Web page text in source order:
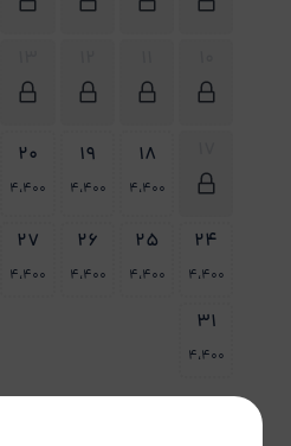
18
4،400
19
4،400
20
4،400
24
4،400
25
4،400
26
4،400
27
4،400
31
4،400